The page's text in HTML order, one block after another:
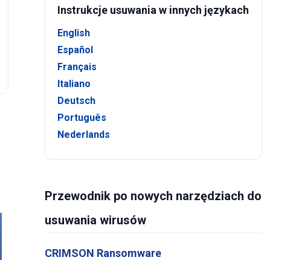
Instrukcje usuwania w innych językach
English
Español
Français
Italiano
Deutsch
Português
Nederlands
Przewodnik po nowych narzędziach do
usuwania wirusów
CRIMSON Ransomware